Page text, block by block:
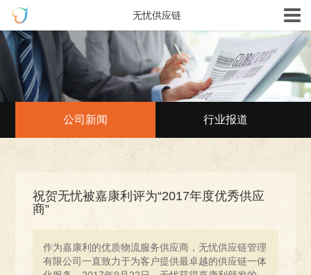
公司新闻 行业报道
祝贺无忧被嘉康利评为“2017年度优秀供应
商”
作为嘉康利的优质物流服务供应商，无忧供应链管理
有限公司一直致力于为客户提供最卓越的供应链一体
无忧供应链